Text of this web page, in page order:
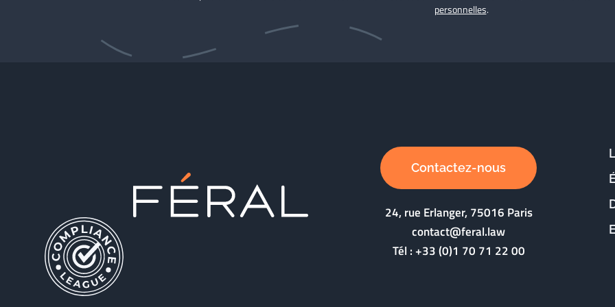
personnelles.
Contactez-nous
24, rue Erlanger, 75016 Paris
contact@feral.law
Tél :+33 (0)1 70 71 22 00